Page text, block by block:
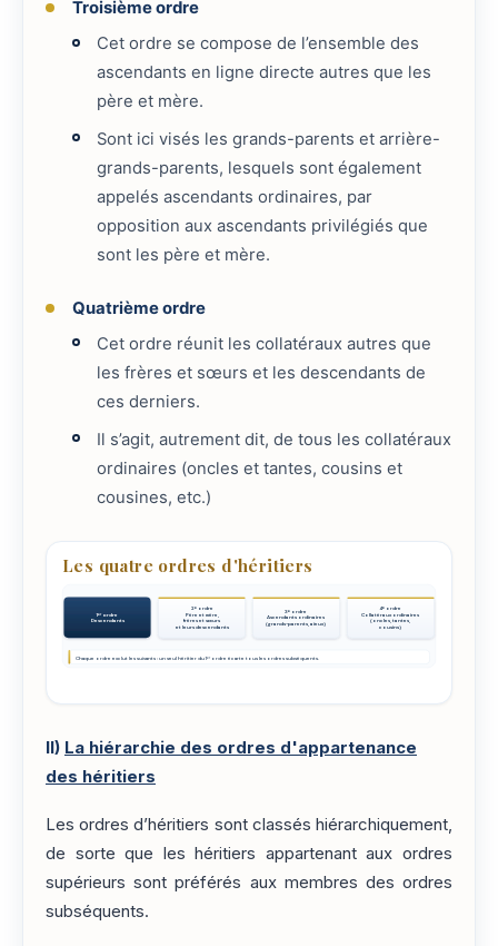
Troisième ordre
Cet ordre se compose de l’ensemble des
ascendants en ligne directe autres que les
père et mère.
Sont ici visés les grands-parents et arrière-
grands-parents, lesquels sont également
appelés ascendants ordinaires, par
opposition aux ascendants privilégiés que
sont les père et mère.
Quatrième ordre
Cet ordre réunit les collatéraux autres que
les frères et sœurs et les descendants de
ces derniers.
Il s’agit, autrement dit, de tous les collatéraux
ordinaires (oncles et tantes, cousins et
cousines, etc.)
Les quatre ordres d'héritiers
1ᵉʳ ordre
Descendants
2ᵉ ordre
Père et mère,
frères et sœurs
et leurs descendants
3ᵉ ordre
Ascendants ordinaires
(grands-parents, aïeux)
4ᵉ ordre
Collatéraux ordinaires
(oncles, tantes,
cousins)
Chaque ordre exclut les suivants : un seul héritier du 1ᵉʳ ordre écarte tous les ordres subséquents.
II) La hiérarchie des ordres d'appartenance
des héritiers
Les ordres d’héritiers sont classés hiérarchiquement,
de sorte que les héritiers appartenant aux ordres
supérieurs sont préférés aux membres des ordres
subséquents.